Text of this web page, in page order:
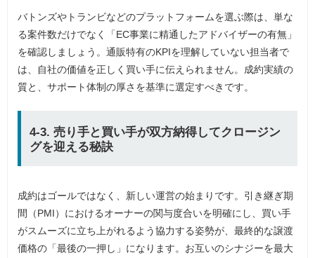
バトンズやトランビなどのプラットフォームを選ぶ際は、単な
る案件数だけでなく「EC事業に精通したアドバイザーの有無」
を確認しましょう。通販特有のKPIを理解していない担当者で
は、自社の価値を正しく買い手に伝えられません。成約実績の
質と、サポート体制の厚さを基準に選定すべきです。
4-3. 売り手と買い手が双方納得してクロージン
グを迎える秘訣
成約はゴールではなく、新しい運営の始まりです。引き継ぎ期
間（PMI）におけるオーナーの関与度合いを明確にし、買い手
がスムーズに立ち上がれるよう協力する姿勢が、最終的な譲渡
価格の「最後の一押し」になります。お互いのシナジーを最大